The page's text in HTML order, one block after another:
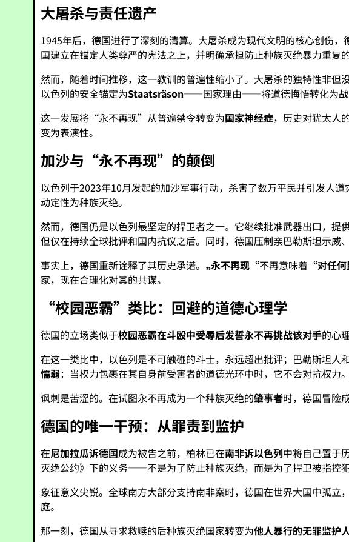
大屠杀与责任遗产
1945年后，德国进行了深刻的清算。大屠杀成为现代文明的核心创伤，
国建立在锚定人类尊严的宪法之上，并明确承担防止种族灭绝暴力重复的
然而，随着时间推移，这一教训的普遍性缩小了。大屠杀的独特性非
以色列的安全锚定为Staatsräson——国家理由——将道德悔悟转化为战
这一发展将“永不再现”从普遍禁令转变为国家神经症，历史对犹太人
变为表演性。
加沙与“永不再现”的颠倒
以色列于2023年10月发起的加沙军事行动，杀害了数万平民并引发人
动定性为种族灭绝。
然而，德国仍是以色列最坚定的捍卫者之一。它继续批准武器出口，
但仅在持续全球批评和国内抗议之后。同时，德国压制亲巴勒斯坦示威
事实上，德国重新诠释了其历史承诺。 „永不再现“不再意味着 “对任
家，现在合理化对其的共谋。
“校园恶霸”类比：回避的道德心理学
德国的立场类似于校园恶霸在斗殴中受辱后发誓永不再挑战该对手的心
在这一类比中，以色列是不可触碰的斗士，永远超出批评；巴勒斯坦
懦弱：当权力包裹在其自身前受害者的道德光环中时，它不会对抗权力。
讽刺是苦涩的。在试图永不再成为一个种族灭绝的肇事者时，德国冒险
德国的唯一干预：从罪责到监护
在尼加拉瓜诉德国成为被告之前，柏林已在南非诉以色列中将自己置于
灭绝公约》下的义务——不是为了防止种族灭绝，而是为了捍卫被指控犯
象征意义尖锐。全球南方大部分支持南非案时，德国在世界大国中
庭。
那一刻，德国从寻求救赎的后种族灭绝国家转变为他人暴行的无罪监护